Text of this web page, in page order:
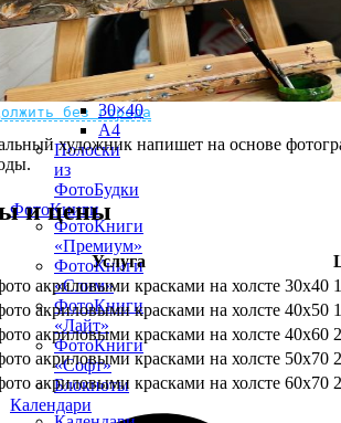
Ваш город?
по всему миру
без города
15×15
15×20
20×20
20×30
30×30
30×40
A4
Полоски
из
ФотоБудки
ФотоКниги
ФотоКниги
«Премиум»
ФотоКниги
«Слим»
ФотоКниги
«Лайт»
ФотоКниги
«Софт»
Блокноты
Календари
художник напишет на основе
и цены
Услуга
акриловыми красками на холсте 30х40
акриловыми красками на холсте 40х50
акриловыми красками на холсте 40х60
акриловыми красками на холсте 50х70
акриловыми красками на холсте 60х70